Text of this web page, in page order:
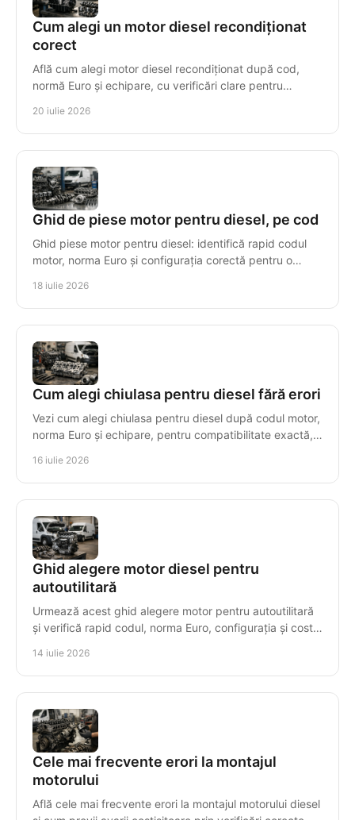
Cum alegi un motor diesel recondiționat
corect
Află cum alegi motor diesel recondiționat după cod,
normă Euro și echipare, cu verificări clare pentru
20 iulie 2026
Ghid de piese motor pentru diesel, pe cod
Ghid piese motor pentru diesel: identifică rapid codul
motor, norma Euro și configurația corectă pentru o
18 iulie 2026
Cum alegi chiulasa pentru diesel fără erori
Vezi cum alegi chiulasa pentru diesel după codul motor,
norma Euro și echipare, pentru compatibilitate exactă,
16 iulie 2026
Ghid alegere motor diesel pentru
autoutilitară
Urmează acest ghid alegere motor pentru autoutilitară
și verifică rapid codul, norma Euro, configurația și costul
14 iulie 2026
Cele mai frecvente erori la montajul
motorului
Află cele mai frecvente erori la montajul motorului diesel